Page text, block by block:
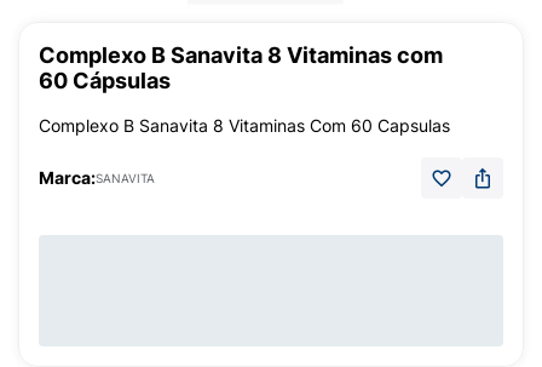
Complexo B Sanavita 8 Vitaminas com
60 Cápsulas
Complexo B Sanavita 8 Vitaminas Com 60 Capsulas
Marca:SANAVITA